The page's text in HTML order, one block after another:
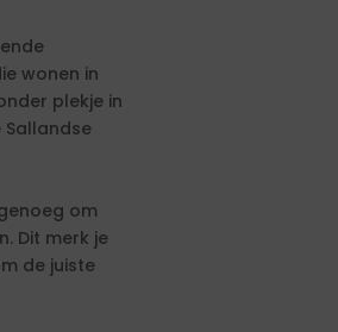
wonen in
plekje in
om
Dit merk je
de juiste